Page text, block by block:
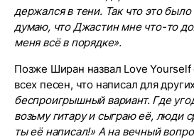
держался в тени. Так что это
думаю, что Джастин мне что-то
меня всё в порядке».
Позже Ширан назвал Love
всех песен, что написал для
беспроигрышный вариант. Где
возьму гитару и сыграю её, люди
ты её написал!» А на вечный